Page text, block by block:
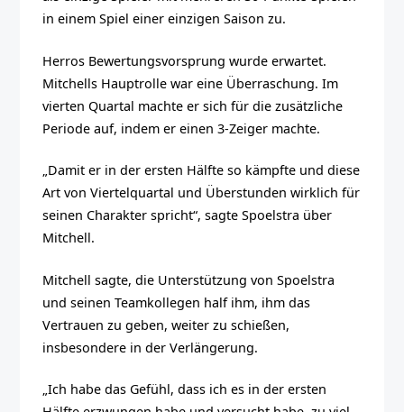
in einem Spiel einer einzigen Saison zu.
Herros Bewertungsvorsprung wurde erwartet.
Mitchells Hauptrolle war eine Überraschung. Im
vierten Quartal machte er sich für die zusätzliche
Periode auf, indem er einen 3-Zeiger machte.
„Damit er in der ersten Hälfte so kämpfte und diese
Art von Viertelquartal und Überstunden wirklich für
seinen Charakter spricht“, sagte Spoelstra über
Mitchell.
Mitchell sagte, die Unterstützung von Spoelstra
und seinen Teamkollegen half ihm, ihm das
Vertrauen zu geben, weiter zu schießen,
insbesondere in der Verlängerung.
„Ich habe das Gefühl, dass ich es in der ersten